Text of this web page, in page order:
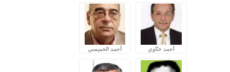
أحمد ختّاوي أحمد الخميسي